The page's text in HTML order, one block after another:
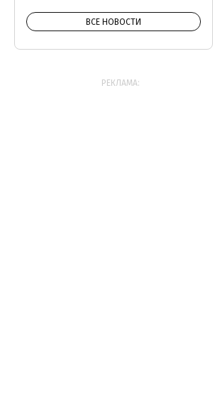
ВСЕ НОВОСТИ
РЕКЛАМА: